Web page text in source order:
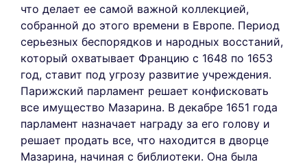
что делает ее самой важной коллекцией,
собранной до этого времени в Европе. Период
серьезных беспорядков и народных восстаний,
который охватывает Францию с 1648 по 1653
год, ставит под угрозу развитие учреждения.
Парижский парламент решает конфисковать
все имущество Мазарина. В декабре 1651 года
парламент назначает награду за его голову и
решает продать все, что находится в дворце
Мазарина, начиная с библиотеки. Она была